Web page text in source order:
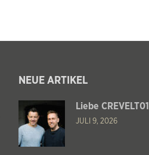
NEUE ARTIKEL
Liebe
JULI 9, 2026